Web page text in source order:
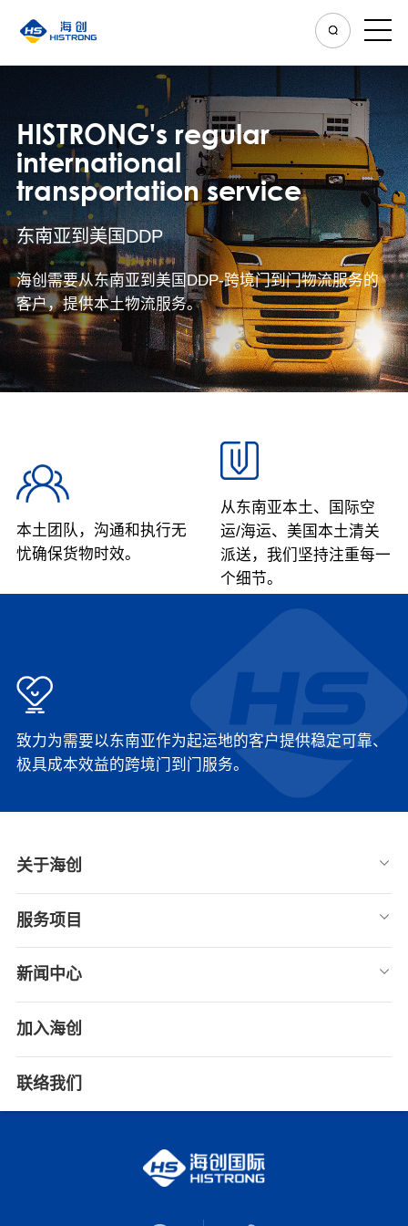
HISTRONG's regular
international
transportation service
东南亚到美国DDP
海创需要从东南亚到美国DDP-跨境门到门物流服务的
客户，提供本土物流服务。
本土团队，沟通和执行无
忧确保货物时效。
从东南亚本土、国际空
运/海运、美国本土清关
派送， 我们坚持注重每一
个细节。
致力为需要以东南亚作为起运地的客户提供稳定可靠、
极具成本效益的跨境门到门服务。
关于海创
服务项目
新闻中心
加入海创
联络我们